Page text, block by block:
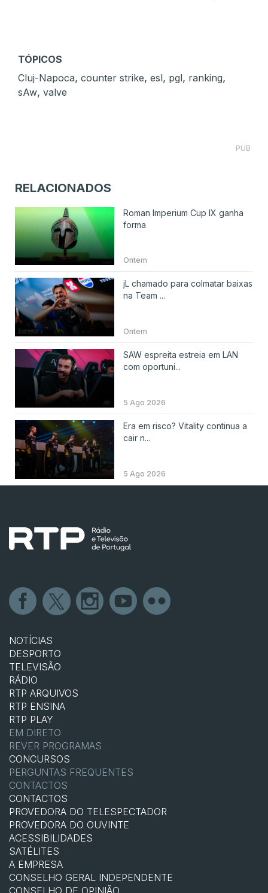
TÓPICOS
Cluj-Napoca, counter strike, esl, pgl, ranking,
sAw, valve
PUB
RELACIONADOS
Roman Imperium Cup IX ganha
forma
Ontem
jL chamado para colmatar baixas
na Team ...
Ontem
SAW espreita estreia em LAN
com oportuni...
5 Ago 2026
Era em risco? Vitality continua a
cair n...
5 Ago 2026
NOTÍCIAS
DESPORTO
TELEVISÃO
RÁDIO
RTP ARQUIVOS
RTP ENSINA
RTP PLAY
EM DIRETO
REVER PROGRAMAS
CONCURSOS
PERGUNTAS FREQUENTES
CONTACTOS
CONTACTOS
PROVEDORA DO TELESPECTADOR
PROVEDORA DO OUVINTE
ACESSIBILIDADES
SATÉLITES
A EMPRESA
CONSELHO GERAL INDEPENDENTE
CONSELHO DE OPINIÃO